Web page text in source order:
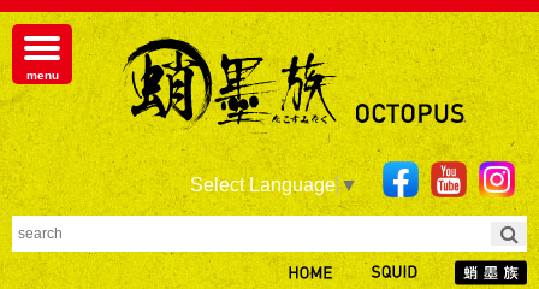
Select Language ▼